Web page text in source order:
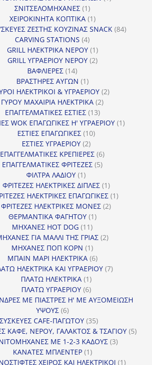
ΣΝΙΤΣΕΛΟΜΗΧΑΝΕΣ 11
προϊόν
ΧΕΙΡΟΚΙΝΗΤΑ ΚΟΠΤΙΚΑ 11
προϊόν
ΖΕΣΤΗΣ ΚΟΥΖΙΝΑΣ SNACK 8484
CARVING STATIONS 44
προϊόντα
GRILL ΗΛΕΚΤΡΙΚΑ ΝΕΡΟΥ 11
προϊόν
GRILL ΥΓΡΑΕΡΙΟΥ ΝΕΡΟΥ 22
ΒΑΦΛΙΕΡΕΣ 1414
προϊόντα
ΒΡΑΣΤΗΡΕΣ ΑΥΓΩΝ 11
προϊόν
ΗΛΕΚΤΡΙΚΟΙ & ΥΓΡΑΕΡΙΟΥ 22
ΓΥΡΟΥ ΜΑΧΑΙΡΙΑ ΗΛΕΚΤΡΙΚΑ 22
ΕΠΑΓΓΕΛΜΑΤΙΚΕΣ ΕΣΤΙΕΣ 1313
προϊόντα
WOK ΕΠΑΓΩΓΙΚΕΣ Η' ΥΓΡΑΕΡΙΟΥ 11
ΕΣΤΙΕΣ ΕΠΑΓΩΓΙΚΕΣ 1010
ΕΣΤΙΕΣ ΥΓΡΑΕΡΙΟΥ 22
προϊόντα
ΕΠΑΓΓΕΛΜΑΤΙΚΕΣ ΚΡΕΠΙΕΡΕΣ 66
προϊόντα
ΕΠΑΓΓΕΛΜΑΤΙΚΕΣ ΦΡΙΤΕΖΕΣ 55
ΦΙΛΤΡΑ ΛΑΔΙΟΥ 11
προϊόν
ΦΡΙΤΕΖΕΣ ΗΛΕΚΤΡΙΚΕΣ ΔΙΠΛΕΣ 11
προϊόν
ΗΛΕΚΤΡΙΚΕΣ ΕΠΑΓΩΓΙΚΕΣ 11
ΦΡΙΤΕΖΕΣ ΗΛΕΚΤΡΙΚΕΣ ΜΟΝΕΣ 22
ΘΕΡΜΑΝΤΙΚΑ ΦΑΓΗΤΟΥ 11
ΜΗΧΑΝΕΣ HOT DOG 1111
προϊόντα
ΓΙΑ ΜΑΛΛΙ ΤΗΣ ΓΡΙΑΣ 22
ΜΗΧΑΝΕΣ ΠΟΠ ΚΟΡΝ 11
προϊόν
ΜΠΑΙΝ ΜΑΡΙ ΗΛΕΚΤΡΙΚΑ 66
προϊόντα
ΗΛΕΚΤΡΙΚΑ ΚΑΙ ΥΓΡΑΕΡΙΟΥ 77
ΠΛΑΤΩ ΗΛΕΚΤΡΙΚΑ 11
προϊόν
ΠΛΑΤΩ ΥΓΡΑΕΡΙΟΥ 66
προϊόντα
ΜΕ ΠΙΑΣΤΡΕΣ Η' ΜΕ ΑΥΞΟΜΕΙΩΣΗ
ΥΨΟΥΣ 66
προϊόντα
ΣΥΣΚΕΥΕΣ CAFE-ΠΑΓΩΤΟΥ 3535
προϊόντα
ΚΑΦΕ, ΝΕΡΟΥ, ΓΑΛΑΚΤΟΣ & ΤΣΑΓΙΟΥ 55
ΜΕ 1-2-3 ΚΑΔΟΥΣ 33
ΚΑΝΑΤΕΣ ΜΠΛΕΝΤΕΡ 11
προϊόν
ΧΕΙΡΟΣ ΚΑΙ ΗΛΕΚΤΡΙΚΟΙ 11